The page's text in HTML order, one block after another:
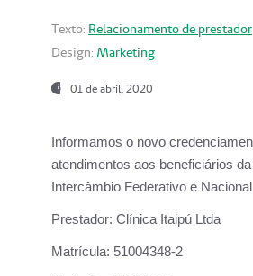
Texto: Relacionamento de prestador
Design: Marketing
01 de abril, 2020
Informamos o novo
atendimentos aos beneficiários da
Intercâmbio Federativo e
Prestador: Clínica Itaipú Ltda
Matrícula: 51004348-2